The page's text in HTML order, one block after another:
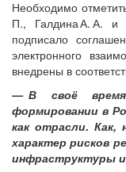
Необходимо
П., Галдина А. А.
подписало
электронного
внедрены в
— В своё
формировании в
как отрасли. Как,
характер рисков
инфраструктуры